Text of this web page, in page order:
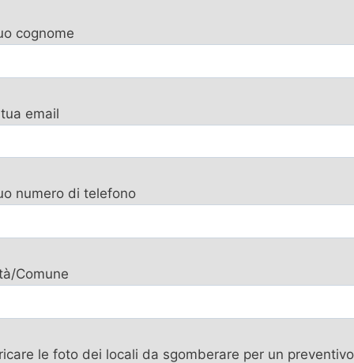
cognome
email
numero di telefono
Comune
le foto dei locali da sgomberare per un preventivo